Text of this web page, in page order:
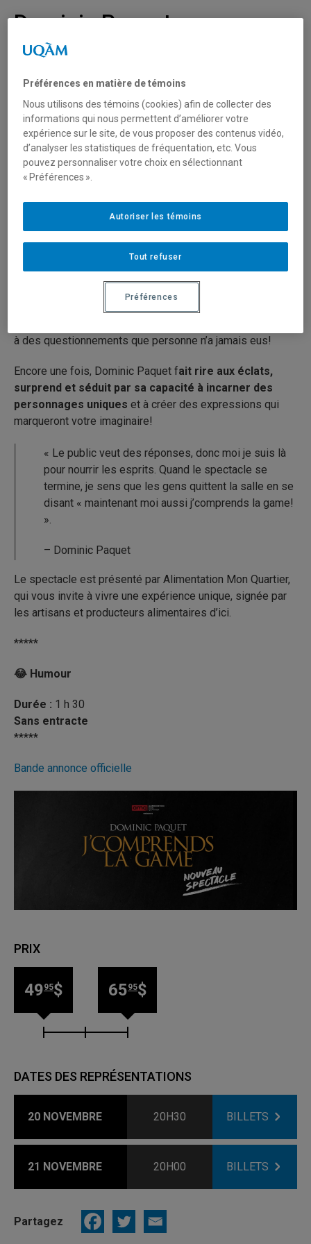
Dominic Paquet –
J’comprends la game
PRÉSENTÉ PAR FUN NATION
Après avoir venduplus de 250 000 billets de son dernier
spectacle, le populaire humoriste Dominic Paquet est de
retour avec un tout nouveau one-man-show : J’comprends
lagame.
Le 5e spectacle solo de Dominic se veut un gros clin
d’œil à ces fameuses personnes qui, grâce à leur
expérience de vie, sont certaines de comprendre des
choses qui sont inaccessibles pour le commun des
mortels… J’comprends lagameestun laboratoire
humoristique où la folie prend tout son sens
à des questionnements que personne n’a jamais eus!
Encore une fois, Dominic Paquet fait rire aux éclats,
surprend et séduit par sa capacité à incarner des
personnages uniques et à créer des expressions qui
marqueront votre imaginaire!
« Le public veut des réponses, donc moi je suis là
pour nourrir les esprits. Quand le spectacle se
termine, je sens que les gens quittent la salle en se
disant « maintenant moi aussi j’comprends la game!
».
– Dominic Paquet
Le spectacle est présenté par Alimentation Mon Quartier,
qui vous invite à vivre une expérience unique, signée par
les artisans et producteurs alimentaires d’ici.
*****
😂 Humour
Durée : 1 h 30
Sans entracte
*****
Bande annonce officielle
Partagez
PRIX
4995$ 6595$
DATES DES REPRÉSENTATIONS
20 NOVEMBRE 20H30 BILLETS
21 NOVEMBRE 20H00 BILLETS
Préférences en matière de témoins
Nous utilisons des témoins (cookies) afin de collecter des
informations qui nous permettent d’améliorer votre
expérience sur le site, de vous proposer des contenus vidéo,
d’analyser les statistiques de fréquentation, etc. Vous
pouvez personnaliser votre choix en sélectionnant
« Préférences ».
Tout refuser
Autoriser les témoins
Préférences